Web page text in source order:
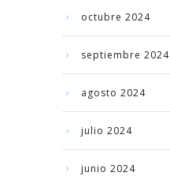
octubre 2024
septiembre 2024
agosto 2024
julio 2024
junio 2024